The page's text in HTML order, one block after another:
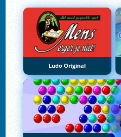
Ludo Original